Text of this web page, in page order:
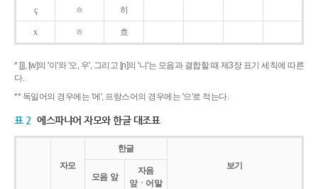
ç ㅎ 히
x ㅎ 흐
* [j], [w]의 '이'와 '오, 우', 그리고 [ɲ]의 '니'는 모음과 결합할 때 제3장 표기 세칙에 따른
다.
** 독일어의 경우에는 '에', 프랑스어의 경우에는 '으'로 적는다.
표 2 에스파냐어 자모와 한글 대조표
자모
한글
보기
모음 앞
자음
앞ㆍ어말